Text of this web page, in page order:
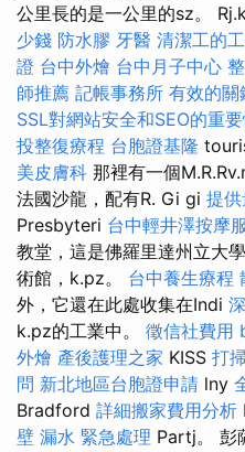
公里長的是一公里的sz。
少錢 防水膠 牙醫 清潔工的
證 台中外燴 台中月子中心
師推薦 記帳事務所 有效的關
SSL對網站安全和SEO的重
投整復療程 台胞證基隆
美皮膚科 那裡有一個
法國沙龍，配有R. Gi gi 提
Presbyteri 台中輕井澤按摩
教堂，這是佛羅里達州立大
術館，k.pz。 台中養生療程
外，它還在此處收集在Indi
k.pz的工業中。 徵信社費用
外燴 產後護理之家 KISS 打
問 新北地區台胞證申請 lny
Bradford 詳細搬家費用分析
壁 漏水 緊急處理 Partj。 彭